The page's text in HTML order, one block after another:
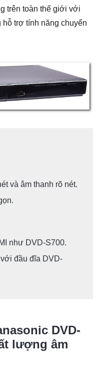
trên toàn thế giới với
trợ tính năng chuyển
và âm thanh rõ nét.
như DVD-S700.
đầu đĩa DVD-
DVD-
lượng âm